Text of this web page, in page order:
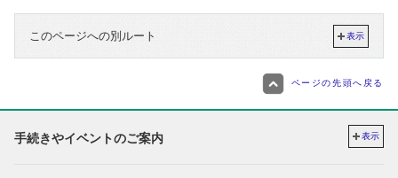
このページへの別ルート 表示
ページの先頭へ戻る
手続きやイベントのご案内 表示